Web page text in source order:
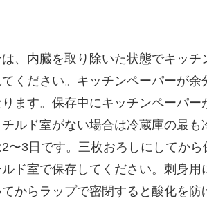
、内臓を取り除いた状態でキッチ
ください。キッチンペーパーが余
ます。保存中にキッチンペーパー
ルド室がない場合は冷蔵庫の最も
〜3日です。三枚おろしにしてから
ド室で保存してください。刺身用
からラップで密閉すると酸化を防